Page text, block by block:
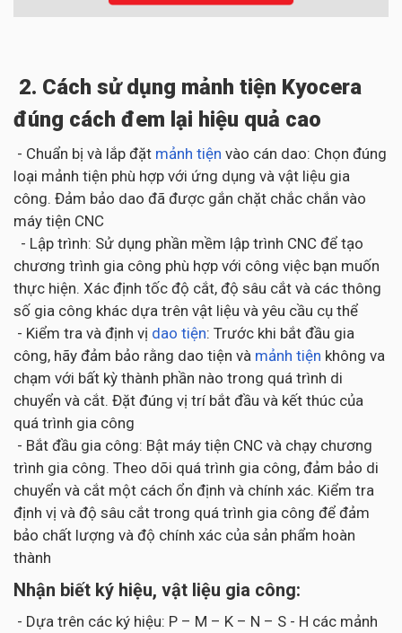
2. Cách sử dụng mảnh tiện Kyocera
đúng cách đem lại hiệu quả cao
- Chuẩn bị và lắp đặt mảnh tiện vào cán dao: Chọn đúng
loại mảnh tiện phù hợp với ứng dụng và vật liệu gia
công. Đảm bảo dao đã được gắn chặt chắc chắn vào
máy tiện CNC
- Lập trình: Sử dụng phần mềm lập trình CNC để tạo
chương trình gia công phù hợp với công việc bạn muốn
thực hiện. Xác định tốc độ cắt, độ sâu cắt và các thông
số gia công khác dựa trên vật liệu và yêu cầu cụ thể
- Kiểm tra và định vị dao tiện: Trước khi bắt đầu gia
công, hãy đảm bảo rằng dao tiện và mảnh tiện không va
chạm với bất kỳ thành phần nào trong quá trình di
chuyển và cắt. Đặt đúng vị trí bắt đầu và kết thúc của
quá trình gia công
- Bắt đầu gia công: Bật máy tiện CNC và chạy chương
trình gia công. Theo dõi quá trình gia công, đảm bảo di
chuyển và cắt một cách ổn định và chính xác. Kiểm tra
định vị và độ sâu cắt trong quá trình gia công để đảm
bảo chất lượng và độ chính xác của sản phẩm hoàn
thành
Nhận biết ký hiệu, vật liệu gia công:
- Dựa trên các ký hiệu: P – M – K – N – S - H các mảnh